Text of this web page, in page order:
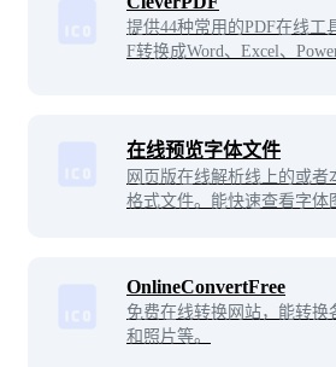
提供44种常用的PDF在线工
F转换成Word、Excel、
在线预览字体文件
网页版在线解析线上的或
格式文件。能快速查看字体
OnlineConvertFree
免费在线转换网站，能转换
和照片等。